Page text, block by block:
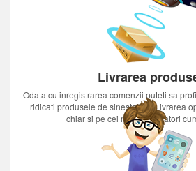
Livrarea
Odata cu inregistrarea comenzii puteti sa
ridicati produsele de sinestatator.Livrarea
chiar si pe cei mai nerabdatori